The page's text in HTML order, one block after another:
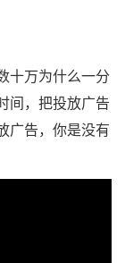
万为什么一分
间，把投放广告
广告，你是没有